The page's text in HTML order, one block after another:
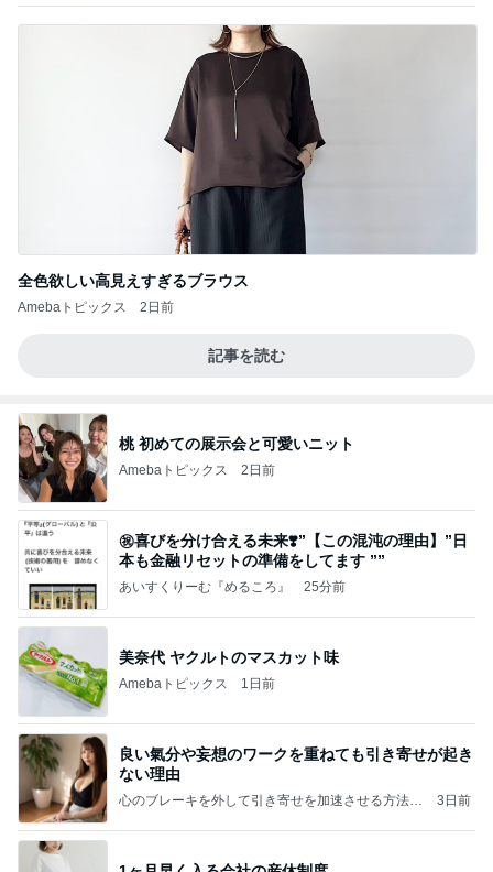
全色欲しい高見えすぎるブラウス
Amebaトピックス 2日前
記事を読む
桃 初めての展示会と可愛いニット
Amebaトピックス 2日前
㊗️喜びを分け合える未来❣️”【この混沌の理由】”⽇
本も⾦融リセットの準備をしてます ””
あいすくりーむ『めるころ』 25分前
美奈代 ヤクルトのマスカット味
Amebaトピックス 1日前
良い氣分や妄想のワークを重ねても引き寄せが起き
ない理由
心のブレーキを外して引き寄せを加速させる方法：
3日前